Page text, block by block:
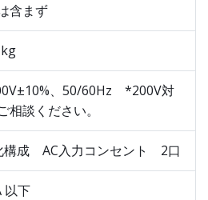
含まず
、50/60Hz *200V対
相談ください。
構成 AC入力コンセント 2口
以下